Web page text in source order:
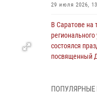
29 июля 2026,
В Саратове на
состоялся
посвященный
В Саратовской
ПОПУЛЯРНЫЕ